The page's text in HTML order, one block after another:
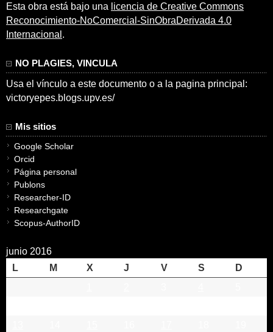
Esta obra está bajo una licencia de Creative Commons
Reconocimiento-NoComercial-SinObraDerivada 4.0
Internacional .
NO PLAGIES, VINCULA
Usa el vínculo a este documento o a la pagina principal:
victoryepes.blogs.upv.es/
Mis sitios
Google Scholar
Orcid
Página personal
Publons
Researcher-ID
Researchgate
Scopus-AuthorID
junio 2016
L
M X J V S
D